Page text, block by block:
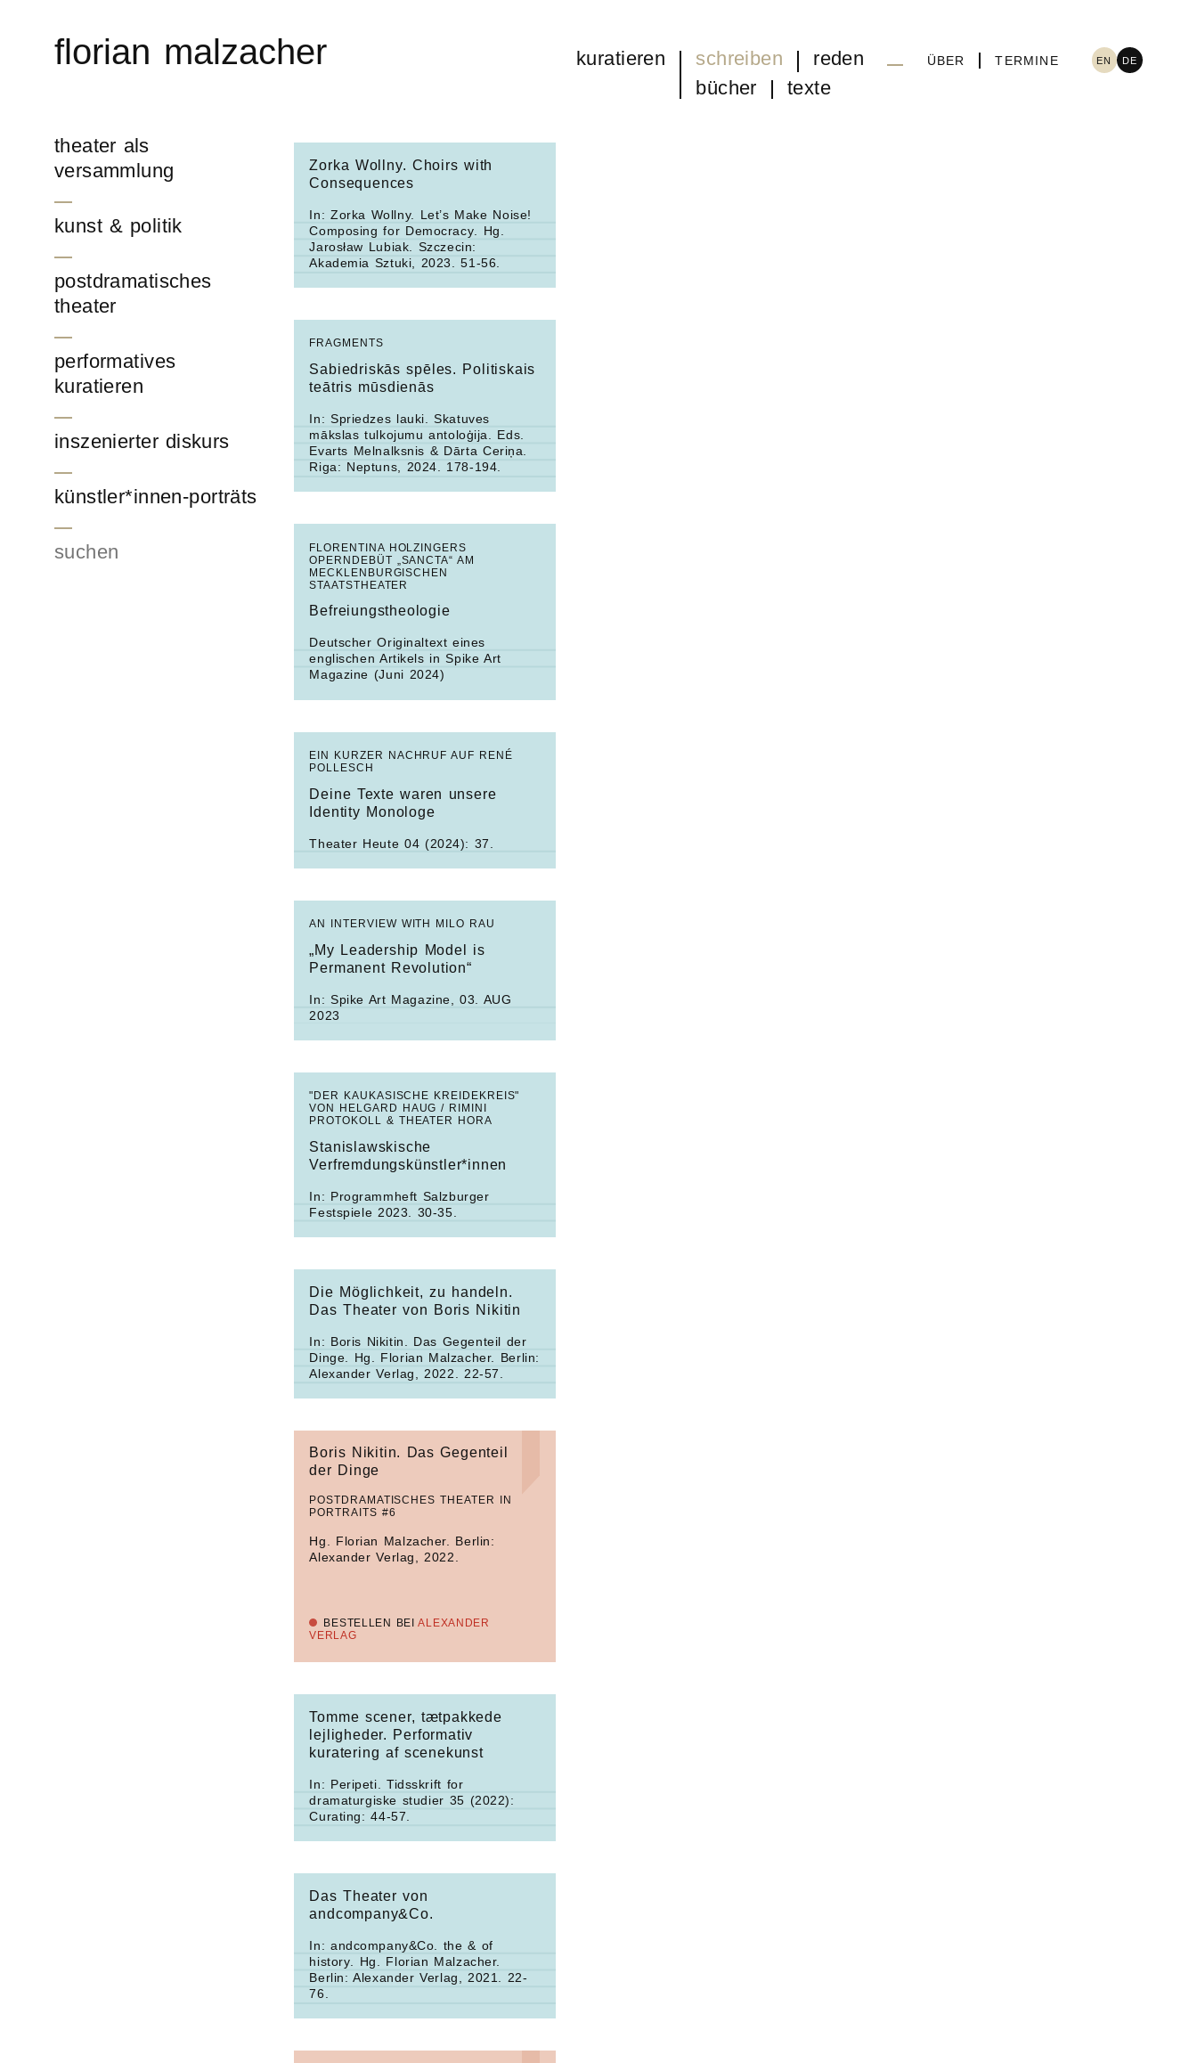
florian malzacher kuratieren
schreiben
bücher
texte
reden ÜBER TERMINE EN DE
theater als
versammlung
kunst & politik
postdramatisches
theater
performatives
kuratieren
inszenierter diskurs
künstler*innen-porträts
Suchen
Zorka Wollny. Choirs with
Consequences
In: Zorka Wollny. Let’s Make Noise!
Composing for Democracy . Hg.
Jarosław Lubiak. Szczecin:
Akademia Sztuki, 2023. 51-56.
FRAGMENTS
Sabiedriskās spēles. Politiskais
teātris mūsdienās
In: Spriedzes lauki. Skatuves
mākslastulkojumu antoloģija. Eds.
Evarts Melnalksnis & Dārta Ceriņa.
Riga: Neptuns, 2024. 178-194.
FLORENTINA HOLZINGERS
OPERNDEBÜT „SANCTA“ AM
MECKLENBURGISCHEN
STAATSTHEATER
Befreiungstheologie
Deutscher Originaltext eines
englischen Artikels inSpike Art
Magazine (Juni 2024)
EIN KURZER NACHRUF AUF RENÉ
POLLESCH
Deine Texte waren unsere
Identity Monologe
Theater Heute 04 (2024): 37.
AN INTERVIEW WITH MILO RAU
„My Leadership Model is
Permanent Revolution“
In: Spike Art Magazine , 03. AUG
2023
"DER KAUKASISCHE KREIDEKREIS"
VON HELGARD HAUG / RIMINI
PROTOKOLL & THEATER HORA
Stanislawskische
Verfremdungskünstler*innen
In: Programmheft Salzburger
Festspiele 2023. 30-35.
Die Möglichkeit, zu handeln.
Das Theater von Boris Nikitin
In: Boris Nikitin. Das Gegenteil der
Dinge.
Hg. Florian Malzacher. Berlin:
Alexander Verlag, 2022. 22-57.
POSTDRAMATISCHES THEATER IN
PORTRAITS #6
Boris Nikitin. Das Gegenteil
der Dinge
Hg. Florian Malzacher. Berlin:
Alexander Verlag, 2022.
BESTELLEN BEIALEXANDER
VERLAG
Tomme scener, tætpakkede
lejligheder. Performativ
kuratering af scenekunst
In: Peripeti. Tidsskrift for
dramaturgiske studier 35 (2022):
Curating: 44-57.
Das Theater von
andcompany&Co.
In: andcompany&Co. the & of
history . Hg. Florian Malzacher.
Berlin: Alexander Verlag, 2021. 22-
76.